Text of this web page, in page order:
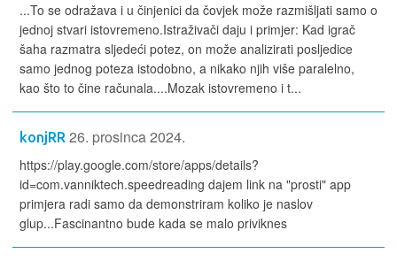
...To se odražava i u činjenici da čovjek može razmišljati samo o
jednoj stvari istovremeno.Istraživači daju i primjer: Kad igrač
šaha razmatra sljedeći potez, on može analizirati posljedice
samo jednog poteza istodobno, a nikako njih više paralelno,
kao što to čine računala....Mozak istovremeno i t...
konjRR 26. prosinca 2024.
https://play.google.com/store/apps/details?
id=com.vanniktech.speedreading dajem link na "prosti" app
primjera radi samo da demonstriram koliko je naslov
glup...Fascinantno bude kada se malo priviknes